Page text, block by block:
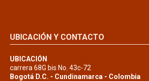
UBICACIÓN Y CONTACTO
UBICACIÓN
carrera 68G bis No. 43c-72
Bogotá D.C. - Cundinamarca - Colombia